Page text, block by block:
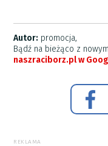
Autor: promocja,
Bądź na bieżąco z
naszraciborz.pl w
REKLAMA